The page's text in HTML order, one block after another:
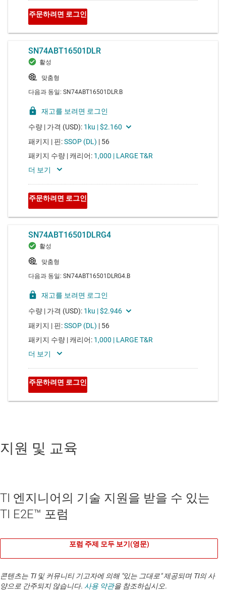
지원 및 교육
TI 엔지니어의 기술 지원을 받을 수 있는
TI E2E™ 포럼
포럼 주제 모두 보기(영문)
콘텐츠는 TI 및 커뮤니티 기고자에 의해 "있는 그대로" 제공되며 TI의 사
양으로 간주되지 않습니다. 사용 약관을 참조하십시오.